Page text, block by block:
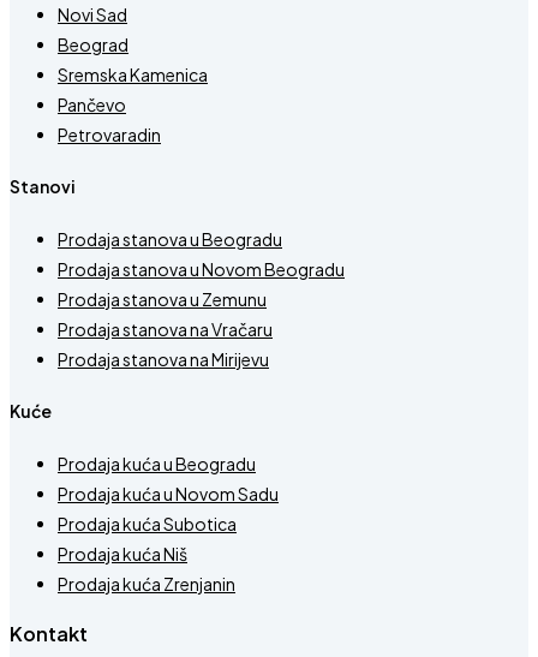
Novi Sad
Beograd
Sremska Kamenica
Pančevo
Petrovaradin
Stanovi
Prodaja stanova u Beogradu
Prodaja stanova u Novom Beogradu
Prodaja stanova u Zemunu
Prodaja stanova na Vračaru
Prodaja stanova na Mirijevu
Kuće
Prodaja kuća u Beogradu
Prodaja kuća u Novom Sadu
Prodaja kuća Subotica
Prodaja kuća Niš
Prodaja kuća Zrenjanin
Kontakt